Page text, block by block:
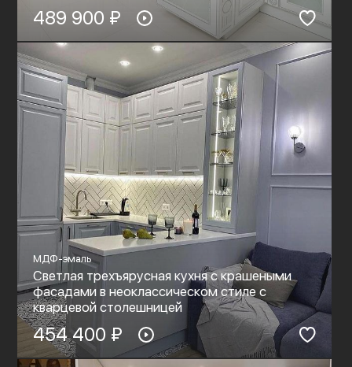
489 900 ₽
МДФ-эмаль
Светлая трехъярусная кухня с крашеными
фасадами в неоклассическом стиле с
кварцевой столешницей
454 400 ₽